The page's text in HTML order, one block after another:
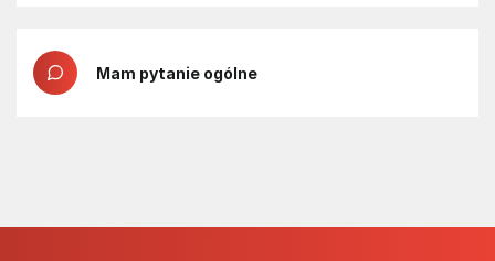
Mam pytanie ogólne